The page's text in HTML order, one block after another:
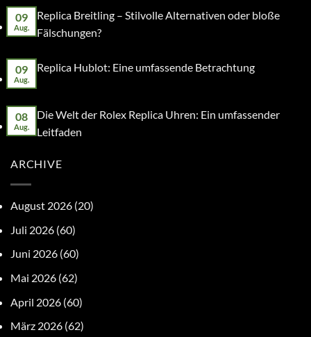
09
Aug.
Replica Breitling – Stilvolle Alternativen oder bloße
Fälschungen?
09
Aug.
Replica Hublot: Eine umfassende Betrachtung
08
Aug.
Die Welt der Rolex Replica Uhren: Ein umfassender
Leitfaden
ARCHIVE
August 2026 (20)
Juli 2026 (60)
Juni 2026 (60)
Mai 2026 (62)
April 2026 (60)
März 2026 (62)